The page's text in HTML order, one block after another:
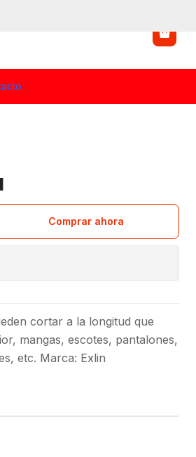
Comprar ahora
cortar a la longitud que
mangas, escotes, pantalones,
etc. Marca: Exlin